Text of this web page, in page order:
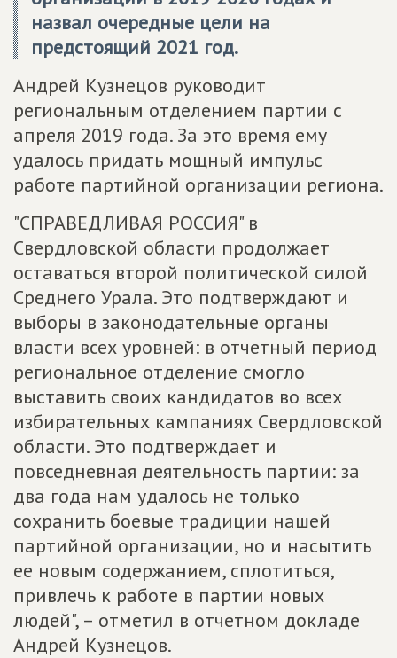
назвал очередные цели на
предстоящий 2021 год.
Андрей Кузнецов руководит
региональным отделением партии с
апреля 2019 года. За это время ему
удалось придать мощный импульс
работе партийной организации региона.
"СПРАВЕДЛИВАЯ РОССИЯ" в
Свердловской области продолжает
оставаться второй политической силой
Среднего Урала. Это подтверждают и
выборы в законодательные органы
власти всех уровней: в отчетный период
региональное отделение смогло
выставить своих кандидатов во всех
избирательных кампаниях Свердловской
области. Это подтверждает и
повседневная деятельность партии: за
два года нам удалось не только
сохранить боевые традиции нашей
партийной организации, но и насытить
ее новым содержанием, сплотиться,
привлечь к работе в партии новых
людей", – отметил в отчетном докладе
Андрей Кузнецов.